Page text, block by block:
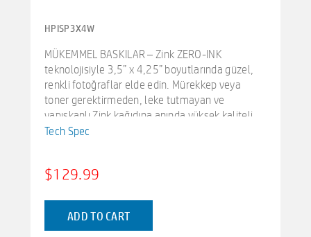
HPISP3X4W
MÜKEMMEL BASKILAR – Zink ZERO-INK
teknolojisiyle 3,5” x 4,25” boyutlarında güzel,
renkli fotoğraflar elde edin. Mürekkep veya
toner gerektirmeden, leke tutmayan ve
yapışkanlı Zink kağıdına anında yüksek kaliteli
fotoğraflar basın.
Bluetooth aracılığıyla bağlayın ve en sevdiğiniz
fotoğrafları anında yazdırın. Kablosuz baskı ile,
harika resimleri doğrudan akıllı telefonunuzdan
hızla basabilirsiniz. HP Sprocket 3x4, aynı anda
birden fazla kullanıcıyı bile destekler.
Tech Spec
$129.99
ADD TO CART